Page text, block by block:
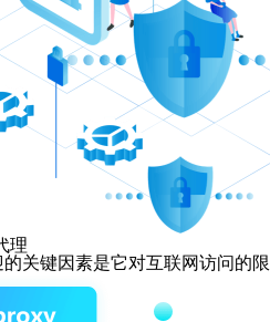
理
关键因素是它对互联网访问